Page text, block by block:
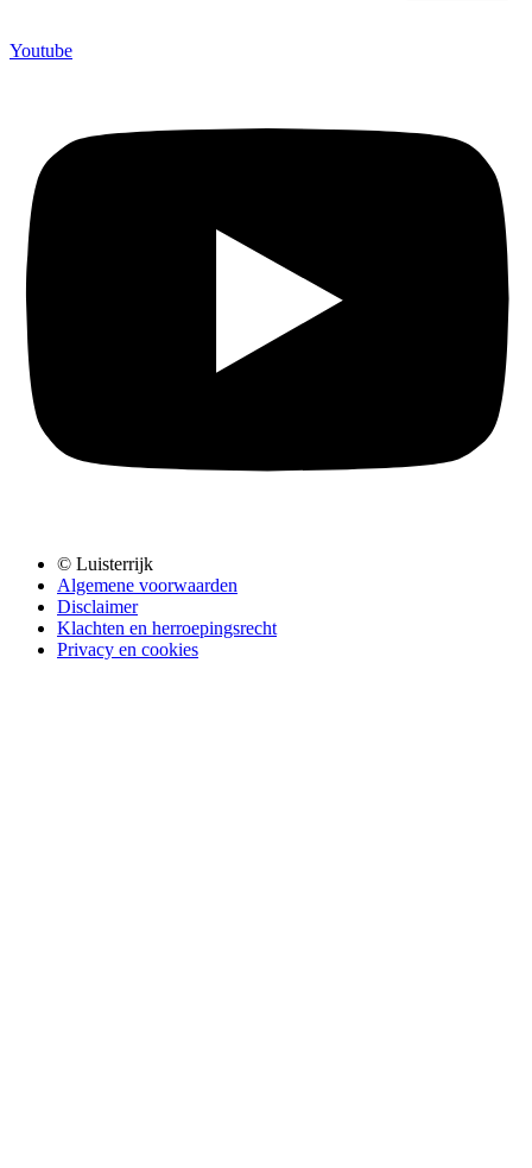
Youtube
© Luisterrijk
Algemene voorwaarden
Disclaimer
Klachten en herroepingsrecht
Privacy en cookies